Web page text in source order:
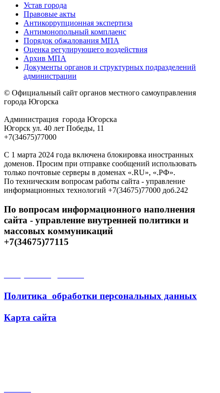
Устав города
Правовые акты
Антикоррупционная экспертиза
Антимонопольный комплаенс
Порядок обжалования МПА
Оценка регулирующего воздействия
Архив МПА
Документы органов и структурных подразделений
администрации
© Официальный сайт органов местного самоуправления
города Югорска
Администрация города Югорска
Югорск ул. 40 лет Победы, 11
+7(34675)77000
С 1 марта 2024 года включена блокировка иностранных
доменов. Просим при отправке сообщений использовать
только почтовые серверы в доменах «.RU», «.РФ».
По техническим вопросам работы сайта - управление
информационных технологий +7(34675)77000 доб.242
По вопросам информационного наполнения
сайта - управление внутренней политики и
массовых коммуникаций
+7(34675)77115
Политика обработки персональных данных
Карта сайта